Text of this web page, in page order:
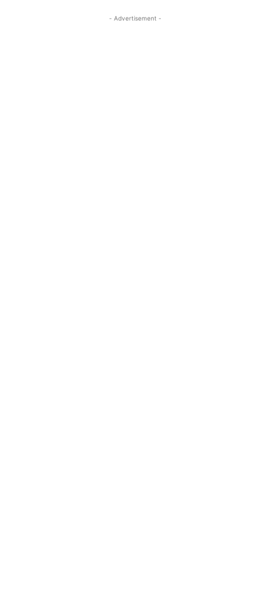
- Advertisement -